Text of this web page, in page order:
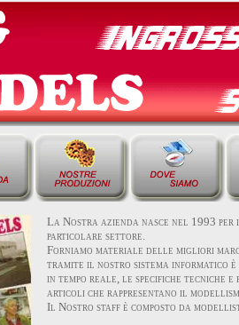
La Nostra azienda nasce nel 1993
particolare settore.
Forniamo materiale delle migliori
tramite il nostro sistema informatico
in tempo reale, le specifiche tecniche
articoli che rappresentano il
Il Nostro staff è composto da